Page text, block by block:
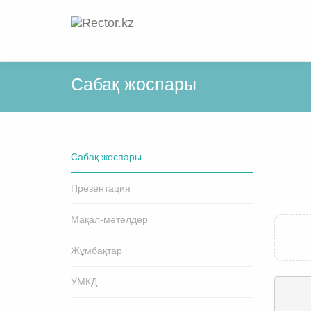
Cабақ жоспары
Cабақ жоспары
Презентация
Мақал-мәтелдер
Жұмбақтар
УМКД